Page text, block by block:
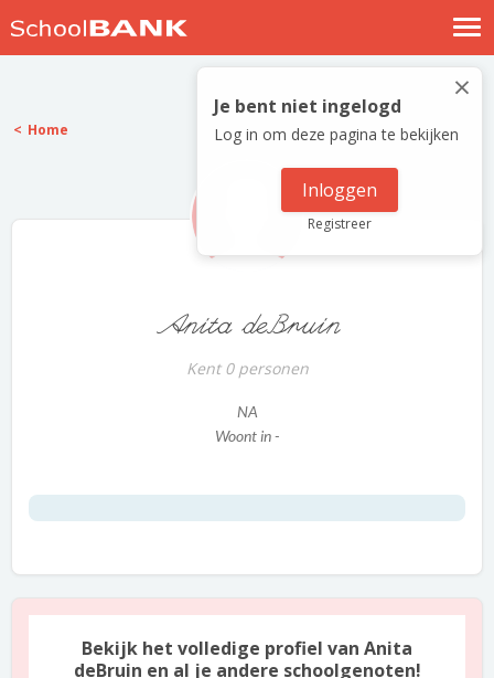
Nostalgische verhalen
Log in
Meld je gratis aan
×
Je bent niet ingelogd
Log in om deze pagina te bekijken
Inloggen
Registreer
Home
Anita deBruin
Kent 0 personen
NA
Woont in -
Bekijk het volledige profiel van Anita
deBruin en al je andere schoolgenoten!